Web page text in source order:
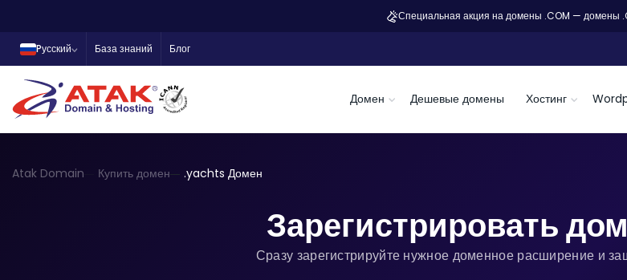
Специальная акция на домены .COM — домены
Pусский База знаний Блог
Домен Дешевые домены Хостинг
Atak Domain Купить домен .yachts Домен
Зарегистрировать
Сразу зарегистрируйте нужное доменное расширение и